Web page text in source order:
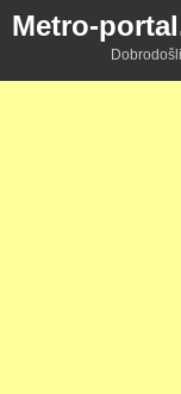
Metro-